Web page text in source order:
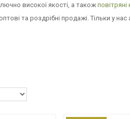
високої якості, а такожповітряні
та роздрібні продажі. Тільки у нас